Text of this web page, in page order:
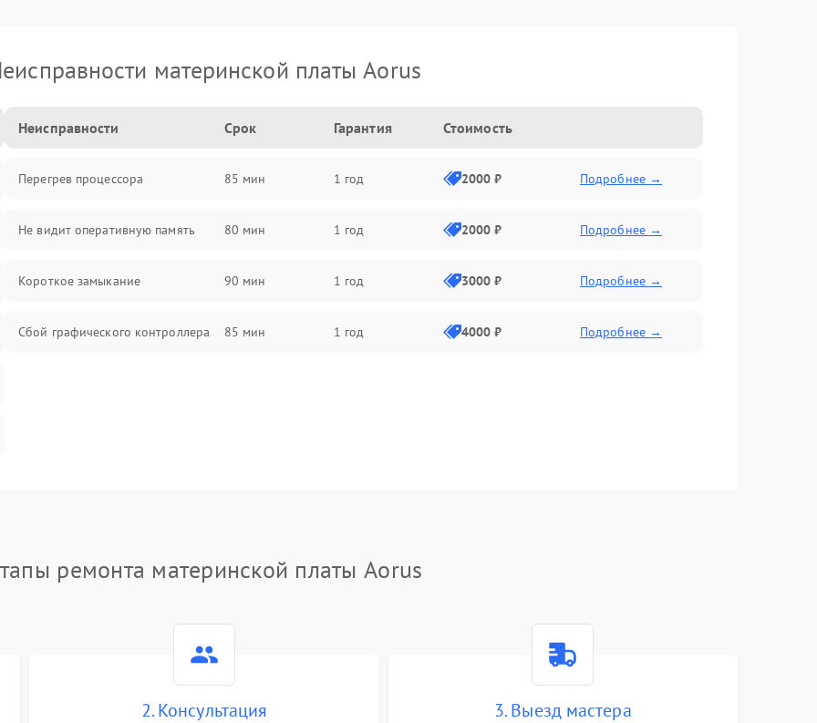
материнской платы Aorus
Неисправности Срок Гарантия Стоимость
Перегрев процессора 85 мин 1 год 2000 ₽ Подробнее →
Не видит оперативную память 80 мин 1 год 2000 ₽ Подробнее →
Короткое замыкание 90 мин 1 год 3000 ₽ Подробнее →
Сбой графического контроллера 85 мин 1 год 4000 ₽ Подробнее →
ремонта материнской платы Aorus
2. Консультация 3. Выезд мастера